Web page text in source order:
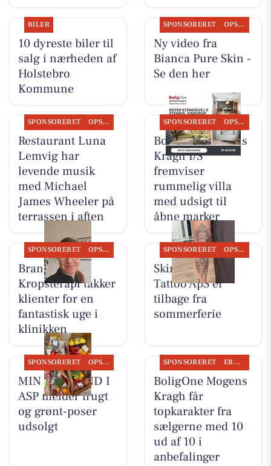
BILER
10 dyreste biler til
salg i nærheden af
Holstebro
Kommune
SPONSORERET OPSLAGSTAVLEN
Ny video fra
Bianca Pure Skin -
Se den her
SPONSORERET OPSLAGSTAVLEN
Restaurant Luna
Lemvig har
levende musik
med Michael
James Wheeler på
terrassen i aften
SPONSORERET OPSLAGSTAVLEN
BoligOne Mogens
Kragh I/S
fremviser
rummelig villa
med udsigt til
åbne marker
SPONSORERET OPSLAGSTAVLEN
Brandsborgs
Kropsterapi takker
klienter for en
fantastisk uge i
klinikken
SPONSORERET OPSLAGSTAVLEN
Skin & Colors
Tattoo ApS er
tilbage fra
sommerferie
SPONSORERET OPSLAGSTAVLEN
MIN KØBMAND I
ASP melder frugt
og grønt-poser
udsolgt
SPONSORERET ERHVERV
BoligOne Mogens
Kragh får
topkarakter fra
sælgerne med 10
ud af 10 i
anbefalinger